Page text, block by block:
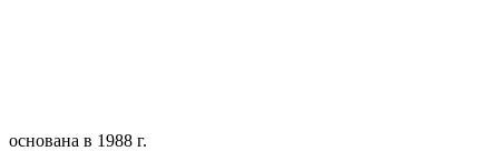
основана в 1988 г.